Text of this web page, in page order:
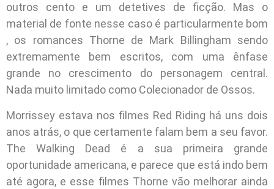
outros cento e um detetives de ficção. Mas o
material de fonte nesse caso é particularmente bom
, os romances Thorne de Mark Billingham sendo
extremamente bem escritos, com uma ênfase
grande no crescimento do personagem central.
Nada muito limitado como Colecionador de Ossos.
Morrissey estava nos filmes Red Riding há uns dois
anos atrás, o que certamente falam bem a seu favor.
The Walking Dead é a sua primeira grande
oportunidade americana, e parece que está indo bem
até agora, e esse filmes Thorne vão melhorar ainda